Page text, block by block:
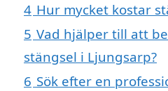
4 Hur mycket kostar
5 Vad hjälper till att
stängsel i Ljungsarp?
6 Sök efter en